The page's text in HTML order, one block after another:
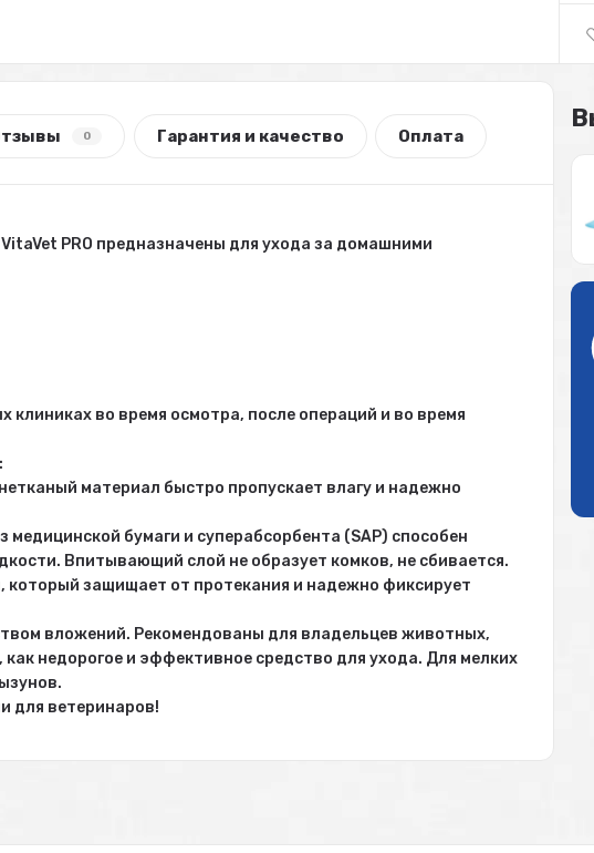
0 Гарантия и качество Оплата
PRO предназначены для ухода за домашними
клиниках во время осмотра, после операций и во время
материал быстро пропускает влагу и надежно
бумаги и суперабсорбента (SAP) способен
Впитывающий слой не образует комков, не сбивается.
защищает от протекания и надежно фиксирует
вложений. Рекомендованы для владельцев животных,
недорогое и эффективное средство для ухода. Для мелких
для ветеринаров!